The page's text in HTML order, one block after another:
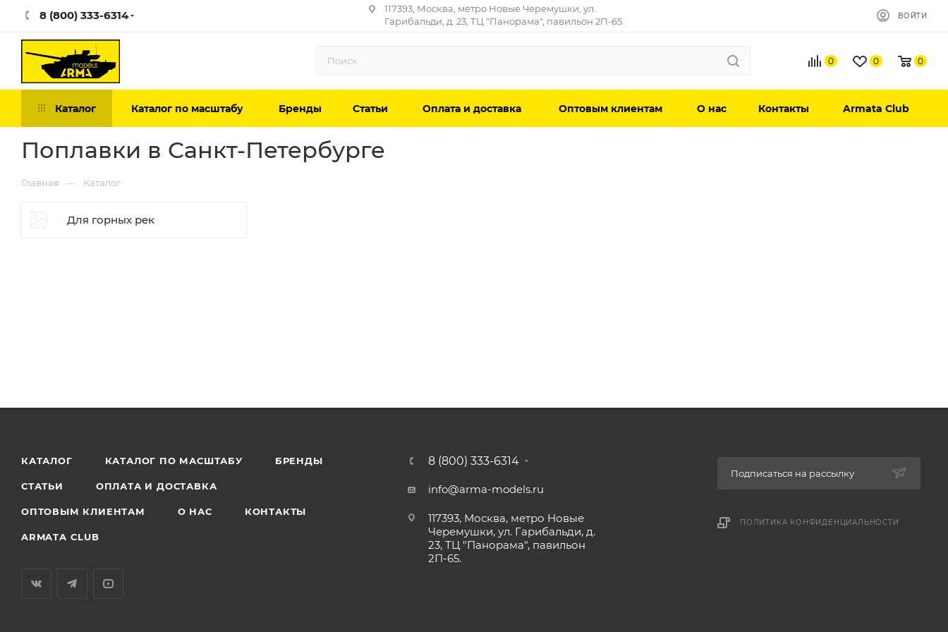
8 (800) 333-6314
117393, Москва, метро Новые Черемушки, ул.
Гарибальди, д. 23, ТЦ "Панорама", павильон 2П-65.
ВОЙТИ
0 0 0
Каталог Каталог по масштабу Бренды Статьи Оплата и доставка Оптовым клиентам О нас Контакты Armata Club
Поплавки в Санкт-Петербурге
Главная — Каталог
Для горных рек
КАТАЛОГ КАТАЛОГ ПО МАСШТАБУ БРЕНДЫ
СТАТЬИ ОПЛАТА И ДОСТАВКА
ОПТОВЫМ КЛИЕНТАМ О НАС КОНТАКТЫ
ARMATA CLUB
8 (800) 333-6314
info@arma-models.ru
117393, Москва, метро Новые
Черемушки, ул. Гарибальди, д.
23, ТЦ "Панорама", павильон
2П-65.
Подписаться на рассылку
ПОЛИТИКА КОНФИДЕНЦИАЛЬНОСТИ